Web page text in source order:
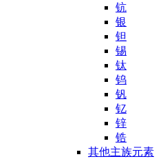
钪
银
钽
锡
钛
钨
钒
钇
锌
锆
其他主族元素